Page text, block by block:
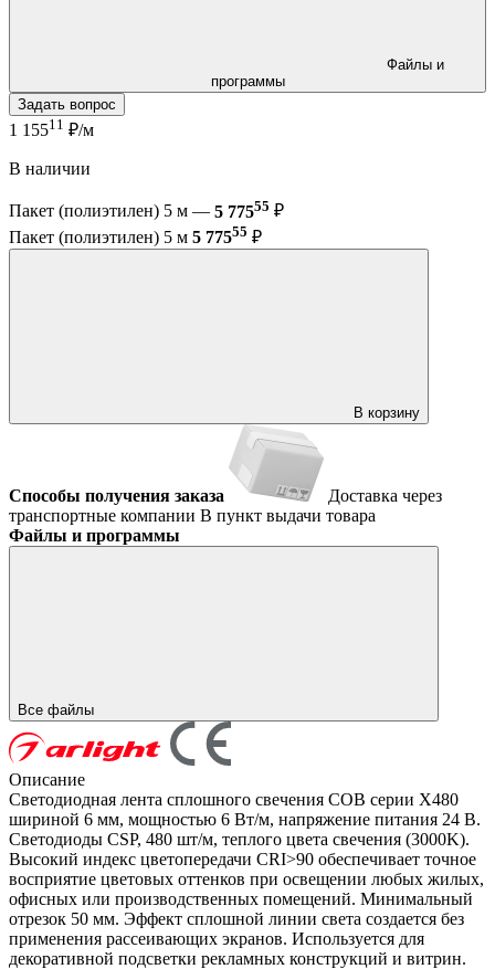
программы
Задать вопрос
1 15511 ₽/м
В наличии
Пакет (полиэтилен) 5 м — 5 77555 ₽
Пакет (полиэтилен) 5 м 5 77555 ₽
В корзину
Способы получения заказа
Доставка через
транспортные компании В пункт выдачи товара
Файлы и программы
Все файлы
Описание
Светодиодная лента сплошного свечения COB серии X480
шириной 6 мм, мощностью 6 Вт/м, напряжение питания 24 В.
Светодиоды CSP, 480 шт/м, теплого цвета свечения (3000K).
Высокий индекс цветопередачи CRI>90 обеспечивает точное
восприятие цветовых оттенков при освещении любых жилых,
офисных или производственных помещений. Минимальный
отрезок 50 мм. Эффект сплошной линии света создается без
применения рассеивающих экранов. Используется для
декоративной подсветки рекламных конструкций и витрин.